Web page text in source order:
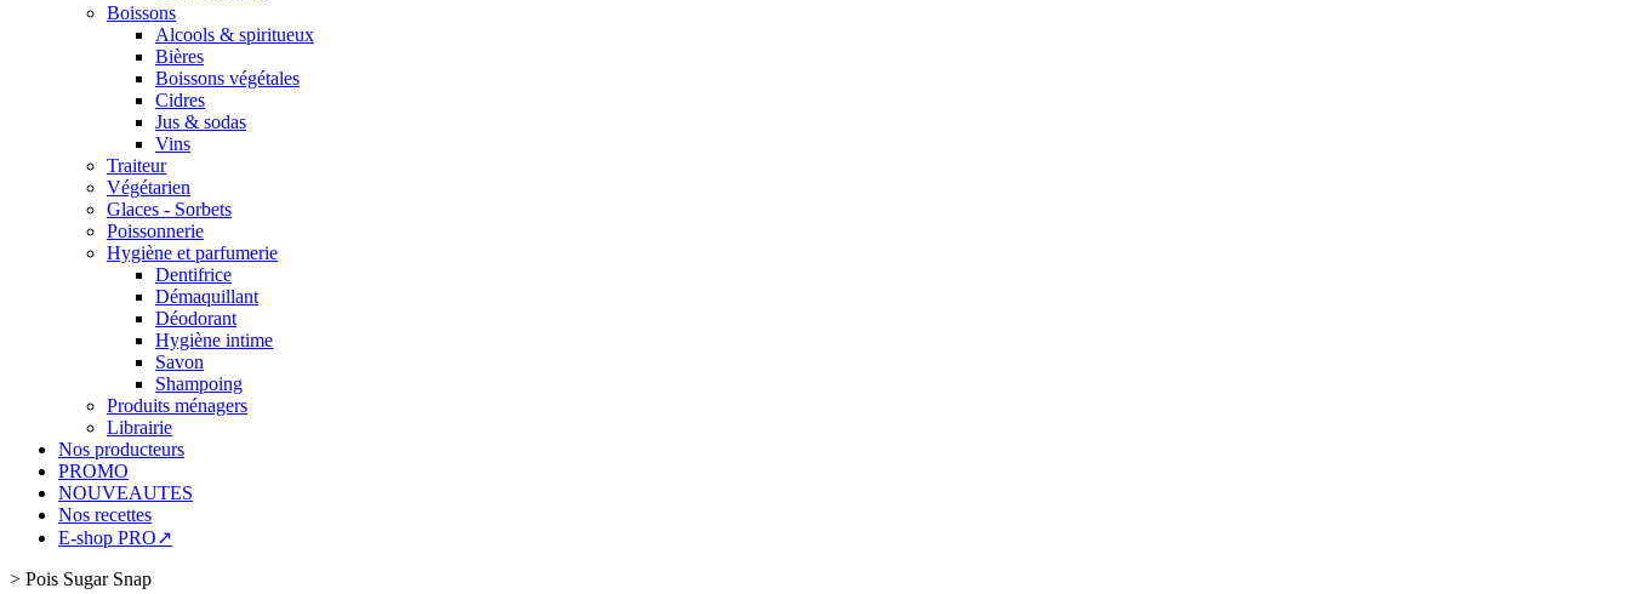
Boissons
Alcools & spiritueux
Bières
Boissons végétales
Cidres
Jus & sodas
Vins
Traiteur
Végétarien
Glaces - Sorbets
Poissonnerie
Hygiène et parfumerie
Dentifrice
Démaquillant
Déodorant
Hygiène intime
Savon
Shampoing
Produits ménagers
Librairie
Nos producteurs
PROMO
NOUVEAUTES
Nos recettes
E-shop PRO↗
> Pois Sugar Snap